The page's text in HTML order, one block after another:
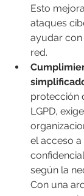
Esto
ataques
ayudar con
red.
protección
LGPD,
el acceso
según la
Con una